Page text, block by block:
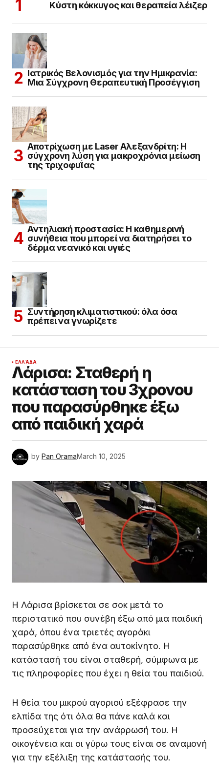
Κύστη κόκκυγος και θεραπεία λέιζερ
Ιατρικός Βελονισμός για την Ημικρανία:
Μια Σύγχρονη Θεραπευτική Προσέγγιση
Αποτρίχωση με Laser Αλεξανδρίτη: Η
σύγχρονη λύση για μακροχρόνια μείωση
της τριχοφυΐας
Αντηλιακή προστασία: Η καθημερινή
συνήθεια που μπορεί να διατηρήσει το
δέρμα νεανικό και υγιές
Συντήρηση κλιματιστικού: όλα όσα
πρέπει να γνωρίζετε
ΕΛΛΆΔΑ
Λάρισα: Σταθερή η
κατάσταση του 3χρονου
που παρασύρθηκε έξω
από παιδική χαρά
by Pan OramaMarch 10, 2025
Η Λάρισα βρίσκεται σε σοκ μετά το
περιστατικό που συνέβη έξω από μια παιδική
χαρά, όπου ένα τριετές αγοράκι
παρασύρθηκε από ένα αυτοκίνητο. Η
κατάστασή του είναι σταθερή, σύμφωνα με
τις πληροφορίες που έχει η θεία του παιδιού.
Η θεία του μικρού αγοριού εξέφρασε την
ελπίδα της ότι όλα θα πάνε καλά και
προσεύχεται για την ανάρρωσή του. Η
οικογένεια και οι γύρω τους είναι σε αναμονή
για την εξέλιξη της κατάστασής του.